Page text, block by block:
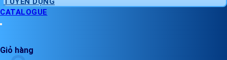
CATALOGUE
Giỏ hàng